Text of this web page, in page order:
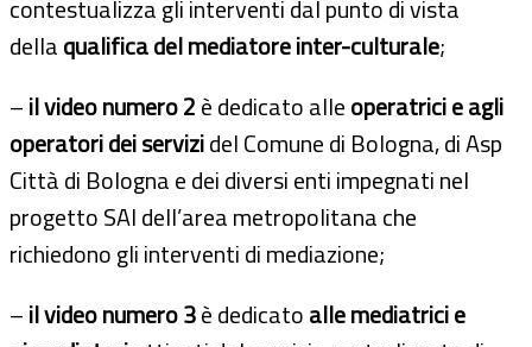
contestualizza gli interventi dal punto di vista
dellaqualifica del mediatore inter-culturale;
–il video numero 2è dedicato alleoperatrici e agli
operatori dei servizidel Comune di Bologna, di Asp
Città di Bologna e dei diversi enti impegnati nel
progetto SAI dell’area metropolitana che
richiedono gli interventi di mediazione;
–il video numero 3è dedicatoalle mediatrici e